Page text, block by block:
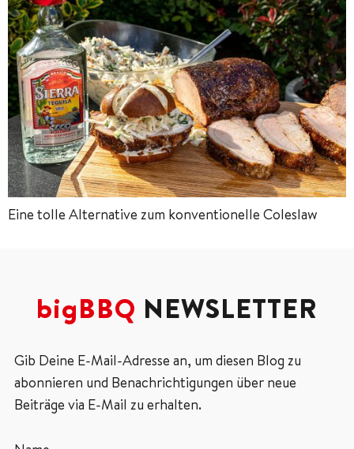
Eine tolle Alternative zum konventionelle Coleslaw
bigBBQ NEWSLETTER
Gib Deine E-Mail-Adresse an, um diesen Blog zu
abonnieren und Benachrichtigungen über neue
Beiträge via E-Mail zu erhalten.